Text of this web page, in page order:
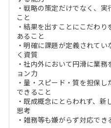
・戦略の策定だけでなく、
こと
・結果を出すことにこだわ
あること
・明確に課題が定義されて
く資質
・社内外において円滑に業
ョン力
・量・スピード・質を担保
できること
・既成概念にとらわれず、
思考
・雑務等も嫌がらず対応でき